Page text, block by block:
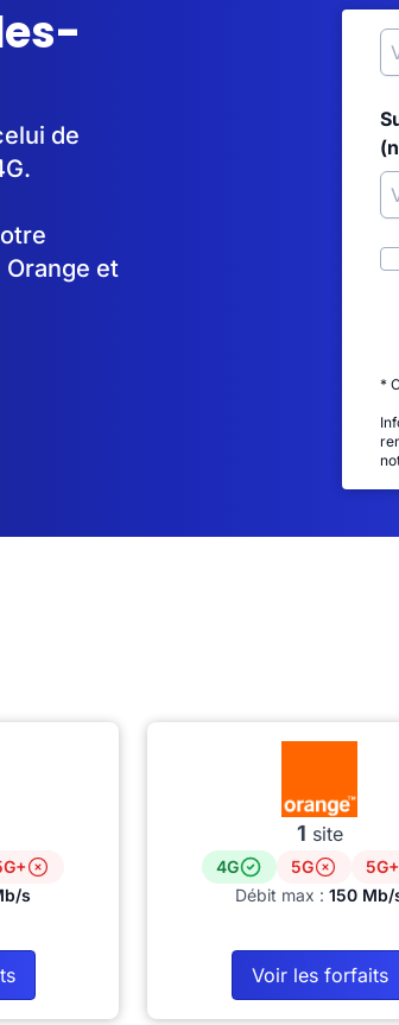
de
et
*
s
1 site
4G 5G
5G+
Débit max : 150 Mb/
Voir les forfaits